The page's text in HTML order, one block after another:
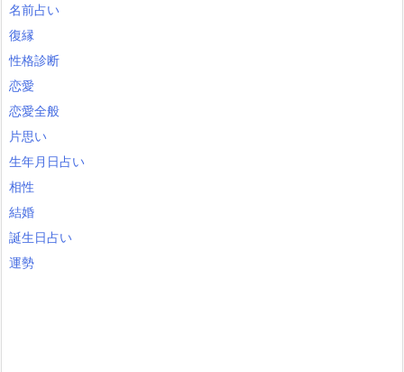
名前占い
復縁
性格診断
恋愛
恋愛全般
片思い
生年月日占い
相性
結婚
誕生日占い
運勢